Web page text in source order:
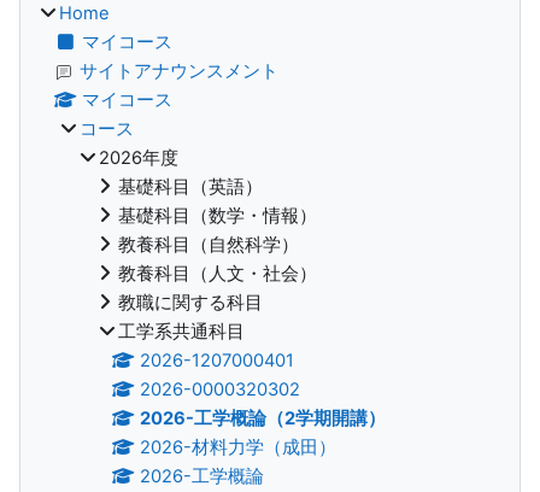
Home
マイコース
サイトアナウンスメント
マイコース
コース
2026年度
基礎科目（英語）
基礎科目（数学・情報）
教養科目（自然科学）
教養科目（人文・社会）
教職に関する科目
工学系共通科目
2026-1207000401
2026-0000320302
2026-工学概論（2学期開講）
2026-材料力学（成田）
2026-工学概論